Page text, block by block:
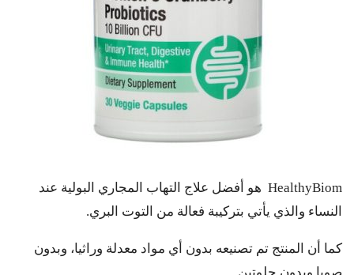
HealthyBiom هو أفضل علاج التهاب المجاري البولية عند
النساء والذي يأتي بتركيبة فعالة من التوت البري.
كما أن المنتج تم تصنيعه بدون أي مواد معدلة وراثيا، وبدون